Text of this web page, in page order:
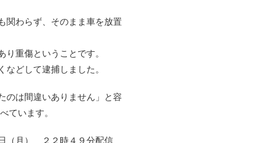
関わらず、そのまま車を放置
重傷ということです。
どして逮捕しました。
のは間違いありません」と容
ています。
（月） ２２時４９分配信